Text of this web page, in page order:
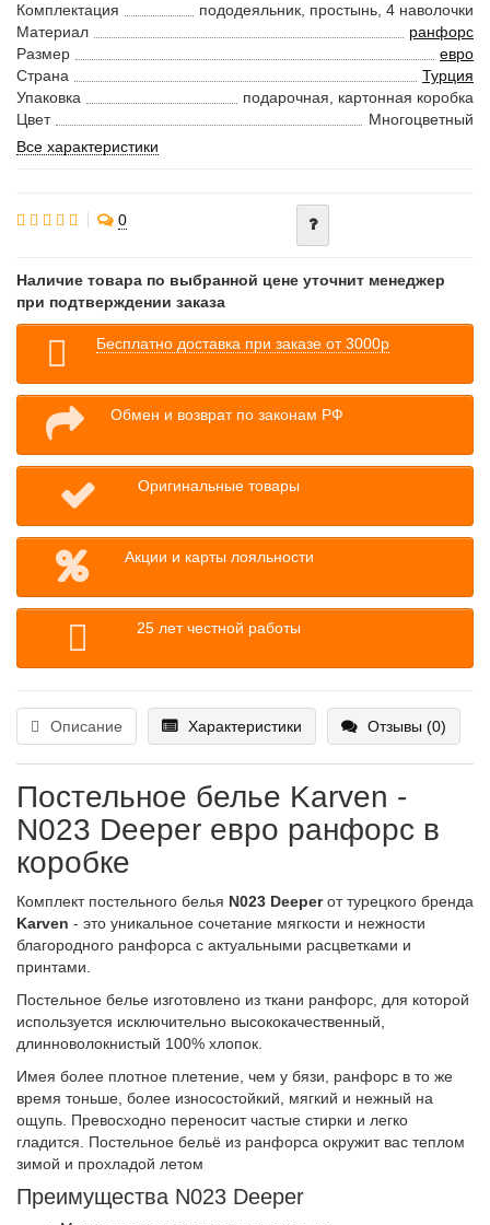
Комплектация
пододеяльник, простынь, 4 наволочки
Материал
ранфорс
Размер
евро
Страна
Турция
Упаковка
подарочная, картонная коробка
Цвет
Многоцветный
Все характеристики
0
Наличие товара по выбранной цене уточнит менеджер
при подтверждении заказа
Бесплатно доставка при заказе от 3000р
Обмен и возврат по законам РФ
Оригинальные товары
Акции и карты лояльности
25 лет честной работы
Описание Характеристики Отзывы (0)
Постельное белье Karven -
N023 Deeper евро ранфорс в
коробке
Комплект постельного белья N023 Deeperот турецкого бренда
Karven - это уникальное сочетание мягкости и нежности
благородного ранфорса с актуальными расцветками и
принтами.
Постельное белье изготовлено из ткани ранфорс, для которой
используется исключительно высококачественный,
длинноволокнистый 100% хлопок.
Имея более плотное плетение, чем у бязи, ранфорс в то же
время тоньше, более износостойкий, мягкий и нежный на
ощупь. Превосходно переносит частые стирки и легко
гладится. Постельное бельё из ранфорса окружит вас теплом
зимой и прохладой летом
Преимущества N023 Deeper